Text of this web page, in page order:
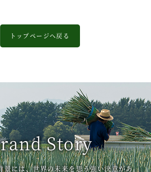
トップページへ戻る
Story
景には、世界の未来を思う強い決意があ